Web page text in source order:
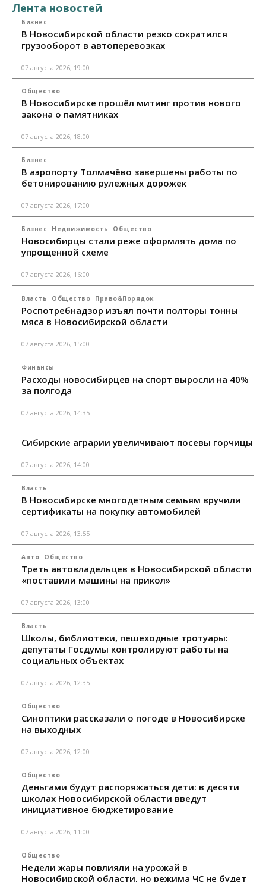
Лента новостей
Бизнес
В Новосибирской области резко сократился
грузооборот в автоперевозках
07 августа 2026, 19:00
Общество
В Новосибирске прошёл митинг против нового
закона о памятниках
07 августа 2026, 18:00
Бизнес
В аэропорту Толмачёво завершены работы по
бетонированию рулежных дорожек
07 августа 2026, 17:00
Бизнес Недвижимость Общество
Новосибирцы стали реже оформлять дома по
упрощенной схеме
07 августа 2026, 16:00
Власть Общество Право&Порядок
Роспотребнадзор изъял почти полторы тонны
мяса в Новосибирской области
07 августа 2026, 15:00
Финансы
Расходы новосибирцев на спорт выросли на 40%
за полгода
07 августа 2026, 14:35
Сибирские аграрии увеличивают посевы горчицы
07 августа 2026, 14:00
Власть
В Новосибирске многодетным семьям вручили
сертификаты на покупку автомобилей
07 августа 2026, 13:55
Авто Общество
Треть автовладельцев в Новосибирской области
«поставили машины на прикол»
07 августа 2026, 13:00
Власть
Школы, библиотеки, пешеходные тротуары:
депутаты Госдумы контролируют работы на
социальных объектах
07 августа 2026, 12:35
Общество
Синоптики рассказали о погоде в Новосибирске
на выходных
07 августа 2026, 12:00
Общество
Деньгами будут распоряжаться дети: в десяти
школах Новосибирской области введут
инициативное бюджетирование
07 августа 2026, 11:00
Общество
Недели жары повлияли на урожай в
Новосибирской области, но режима ЧС не будет